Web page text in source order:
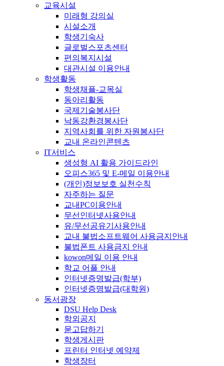
교육시설
미래형 강의실
시설소개
학생기숙사
글로벌스포츠센터
편의복지시설
대관시설 이용안내
학생활동
학생채플-교목실
동아리활동
국제기술봉사단
낙동강환경봉사단
지역사회를 위한 자원봉사단
교내 온라인콘텐츠
IT서비스
생성형 AI 활용 가이드라인
오피스365 및 E-메일 이용안내
(개인)정보보호 실천수칙
자주하는 질문
교내PC이용안내
무선인터넷사용안내
유/무선공유기사용안내
교내 불법소프트웨어 사용금지안내
불법폰트 사용금지 안내
kowon메일 이용 안내
학교 어플 안내
인터넷증명발급(학부)
인터넷증명발급(대학원)
동서광장
DSU Help Desk
학외공지
묻고답하기
학생게시판
프린터 인터넷 예약제
학생장터